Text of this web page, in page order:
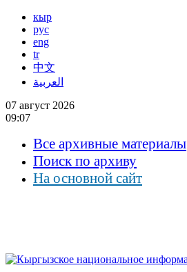
кыр
рус
eng
tr
中文
العربية
07 август 2026
09:07
Все архивные материалы
Поиск по архиву
На основной сайт